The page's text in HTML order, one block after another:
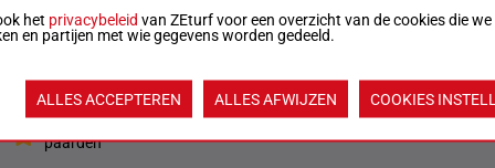
53.5 kg8p 1
paarden
het privacybeleid van ZEturf voor een overzicht van de cookies die we
en partijen met wie gegevens worden gedeeld.
ALLES ACCEPTEREN ALLES AFWIJZEN COOKIES